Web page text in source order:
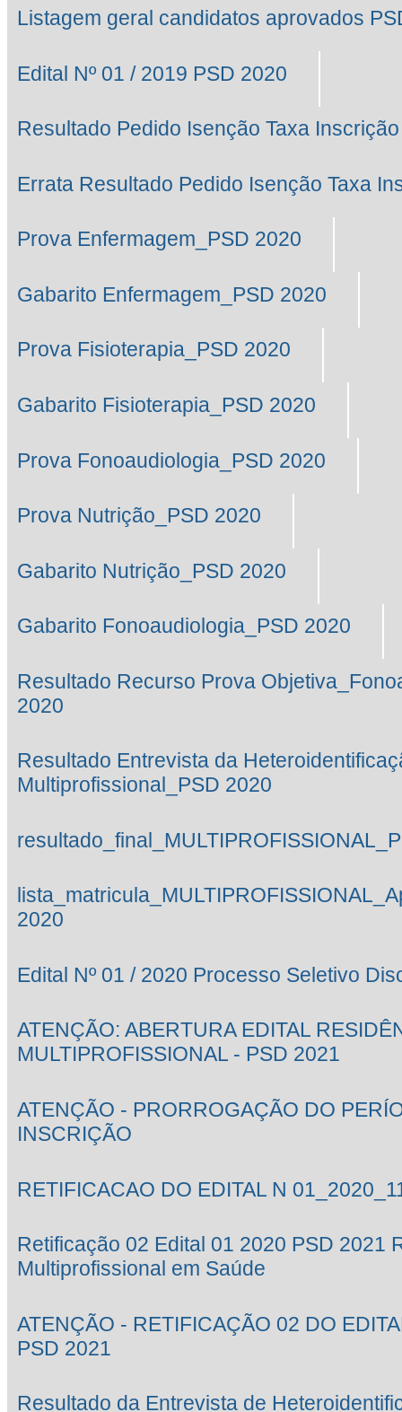
Listagem geral candidatos aprovados
Edital Nº 01 / 2019 PSD 2020
Resultado Pedido Isenção Taxa Inscrição
Errata Resultado Pedido Isenção Taxa
Prova Enfermagem_PSD 2020
Gabarito Enfermagem_PSD 2020
Prova Fisioterapia_PSD 2020
Gabarito Fisioterapia_PSD 2020
Prova Fonoaudiologia_PSD 2020
Prova Nutrição_PSD 2020
Gabarito Nutrição_PSD 2020
Gabarito Fonoaudiologia_PSD 2020
Resultado Recurso Prova
2020
Resultado Entrevista da
Multiprofissional_PSD 2020
2020
Edital Nº 01 / 2020 Processo Seletivo
ATENÇÃO: ABERTURA EDITAL
MULTIPROFISSIONAL - PSD 2021
ATENÇÃO - PRORROGAÇÃO DO
INSCRIÇÃO
RETIFICACAO DO EDITAL N
Retificação 02 Edital 01 2020 PSD 2021
Multiprofissional em Saúde
ATENÇÃO - RETIFICAÇÃO 02 DO
PSD 2021
Resultado da Entrevista de